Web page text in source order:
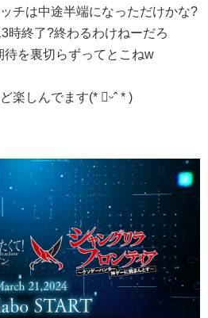
チは中途半端になっただけかな?
時終了?終わるわけねーだろ
待を裏切らずってとこねw
楽しんでます(* ॑ᵕˆ * )